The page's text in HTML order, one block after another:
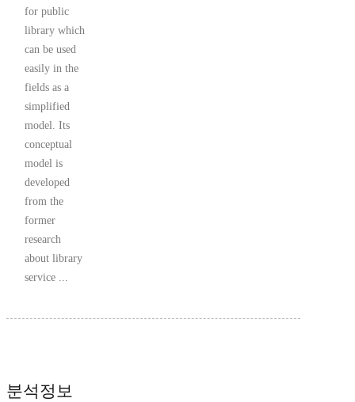
for public
library which
can be used
easily in the
fields as a
simplified
model. Its
conceptual
model is
developed
from the
former
research
about library
service ...
분석정보